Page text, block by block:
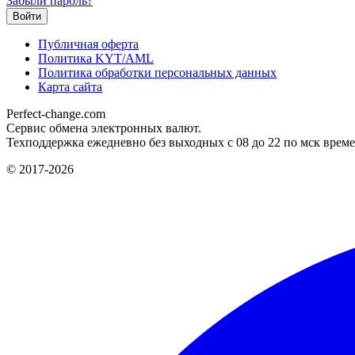
Публичная оферта
Политика KYT/AML
Политика обработки персональных данных
Карта сайта
Perfect-change.com
Сервис обмена электронных валют.
Техподдержка ежедневно без выходных с 08 до 22 по мск
© 2017-2026